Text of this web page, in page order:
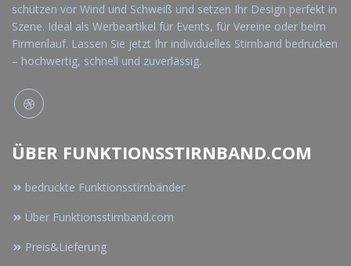
schützen vor Wind und Schweiß und setzen Ihr Design perfekt in
Szene. Ideal als Werbeartikel für Events, für Vereine oder beim
Firmenlauf. Lassen Sie jetzt Ihr individuelles Stirnband bedrucken
– hochwertig, schnell und zuverlässig.
ÜBER FUNKTIONSSTIRNBAND.COM
bedruckte Funktionsstirnbänder
Über Funktionsstirnband.com
Preis&Lieferung